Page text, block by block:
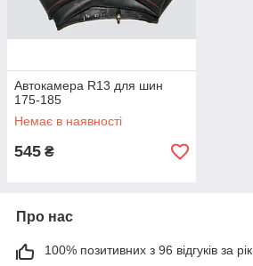
Автокамера R13 для шин
175-185
Немає в наявності
545 ₴
Про нас
100% позитивних з 96 відгуків за рік